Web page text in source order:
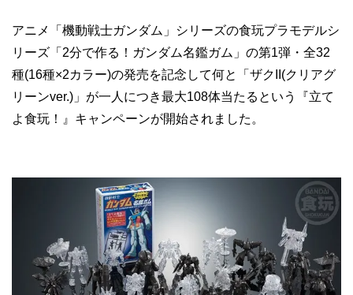
アニメ「機動戦士ガンダム」シリーズの食玩プラモデルシ
リーズ「2分で作る！ガンダム名鑑ガム」の第1弾・全32
種(16種×2カラー)の発売を記念して何と「ザクII(クリアグ
リーンver.)」が一人につき最大108体当たるという『立て
よ食玩！』キャンペーンが開始されました。